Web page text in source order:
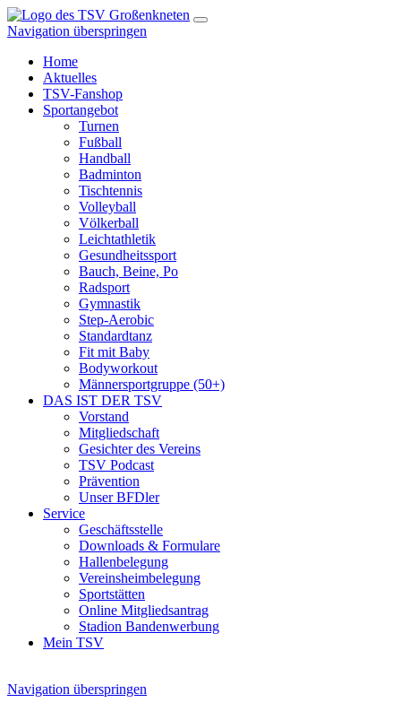
Navigation überspringen
Home
Aktuelles
TSV-Fanshop
Sportangebot
Turnen
Fußball
Handball
Badminton
Tischtennis
Volleyball
Völkerball
Leichtathletik
Gesundheitssport
Bauch, Beine, Po
Radsport
Gymnastik
Step-Aerobic
Standardtanz
Fit mit Baby
Bodyworkout
Männersportgruppe (50+)
DAS IST DER TSV
Vorstand
Mitgliedschaft
Gesichter des Vereins
TSV Podcast
Prävention
Unser BFDler
Service
Geschäftsstelle
Downloads & Formulare
Hallenbelegung
Vereinsheimbelegung
Sportstätten
Online Mitgliedsantrag
Stadion Bandenwerbung
Mein TSV
Navigation überspringen